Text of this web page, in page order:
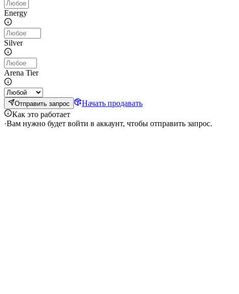
Energy
Silver
Arena Tier
Отправить запрос
Начать продавать
Как это работает
·Вам нужно будет войти в аккаунт, чтобы отправить запрос.